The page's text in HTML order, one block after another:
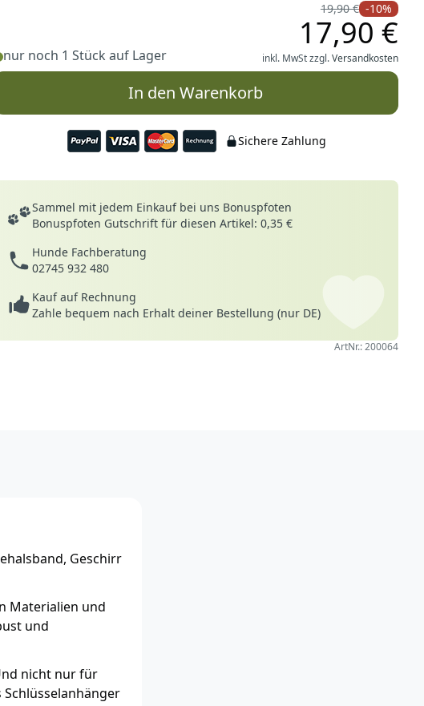
nur noch 1 Stück auf Lager
19,90 € -10%
17,90 €
inkl. MwSt zzgl.Versandkosten
In den Warenkorb
Sichere Zahlung
Deine Vorteile
Sammel mit jedem Einkauf bei uns Bonuspfoten
Bonuspfoten Gutschrift für diesen Artikel: 0,35 €
Hunde Fachberatung
02745 932 480
Kauf auf Rechnung
Zahle bequem nach Erhalt deiner Bestellung (nur DE)
ArtNr.: 200064
Geschirr
Materialien und
und
nicht nur für